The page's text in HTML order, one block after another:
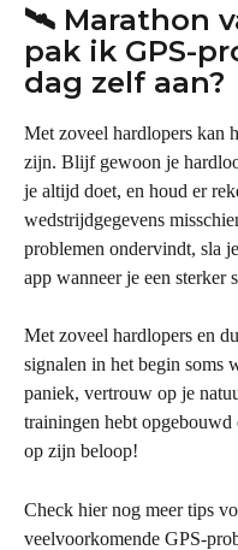
🛰️ Marathon
pak ik GPS-
dag zelf aan?
Met zoveel hardlopers kan
zijn. Blijf gewoon je
je altijd doet, en houd er
wedstrijdgegevens
problemen ondervindt, sla
app wanneer je een sterker
Met zoveel hardlopers en
signalen in het begin soms
paniek, vertrouw op je
trainingen hebt opgebouwd
op zijn beloop!
Check hier nog meer tips
veelvoorkomende GPS-